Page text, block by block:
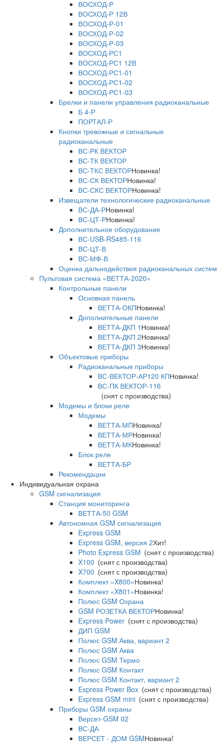
ВОСХОД-Р
ВОСХОД-Р 12В
ВОСХОД-Р-01
ВОСХОД-Р-02
ВОСХОД-Р-03
ВОСХОД-РС1
ВОСХОД-РС1 12В
ВОСХОД-РС1-01
ВОСХОД-РС1-02
ВОСХОД-РС1-03
Брелки и панели управления радиоканальные
Б 4-Р
ПОРТАЛ-Р
Кнопки тревожные и сигнальные
радиоканальные
ВС-РК ВЕКТОР
ВС-ТК ВЕКТОР
ВС-ТКС ВЕКТОРНовинка!
ВС-СК ВЕКТОРНовинка!
ВС-СКС ВЕКТОРНовинка!
Извещатели технологические радиоканальные
ВС-ДА-РНовинка!
ВС-ЦТ-РНовинка!
Дополнительное оборудование
ВС-USB-RS485-116
ВС-ЦТ-В
ВС-МФ-В
Оценка дальнодействия радиоканальных систем
Пультовая система «ВЕТТА-2020»
Контрольные панели
Основная панель
ВЕТТА-ОКПНовинка!
Дополнительные панели
ВЕТТА-ДКП 1 Новинка!
ВЕТТА-ДКП 2Новинка!
ВЕТТА-ДКП 3Новинка!
Объектовые приборы
Радиоканальные приборы
ВС-ВЕКТОР-АР120 КПНовинка!
ВС-ПК ВЕКТОР-116
(снят с производства)
Модемы и блоки реле
Модемы
ВЕТТА-МПНовинка!
ВЕТТА-МРНовинка!
ВЕТТА-МКНовинка!
Блок реле
ВЕТТА-БР
Рекомендации
Индивидуальная охрана
GSM сигнализация
Станция мониторинга
ВЕТТА-50 GSM
Автономная GSM сигнализация
Express GSM
Express GSM, версия 2Хит!
Photo Express GSM (снят с производства)
X100 (снят с производства)
X700 (снят с производства)
Комплект «X800»Новинка!
Комплект «X801»Новинка!
Полюс GSM Охрана
GSM РОЗЕТКА ВЕКТОРНовинка!
Express Power (снят с производства)
ДИП GSM
Полюс GSM Аква, вариант 2
Полюс GSM Аква
Полюс GSM Термо
Полюс GSM Контакт
Полюс GSM Контакт, вариант 2
Express Power Box (снят с производства)
Express GSM mini (снят с производства)
Приборы GSM охраны
Версет-GSM 02
ВС-ДА
ВЕРСЕТ - ДОМ GSMНовинка!